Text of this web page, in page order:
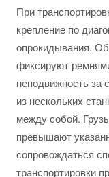
При
крепление по
опрокидывания.
фиксируют
неподвижность за
из нескольких
между собой.
превышают
сопровождаться
транспортировки